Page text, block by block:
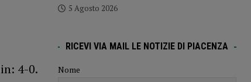
4-0.
5 Agosto 2026
RICEVI VIA MAIL LE NOTIZIE DI PIACENZA
Nome